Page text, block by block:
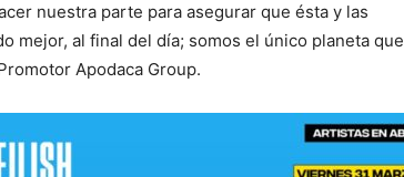
nuestra parte para asegurar que ésta y las
mejor, al final del día; somos el único planeta que
Apodaca Group.